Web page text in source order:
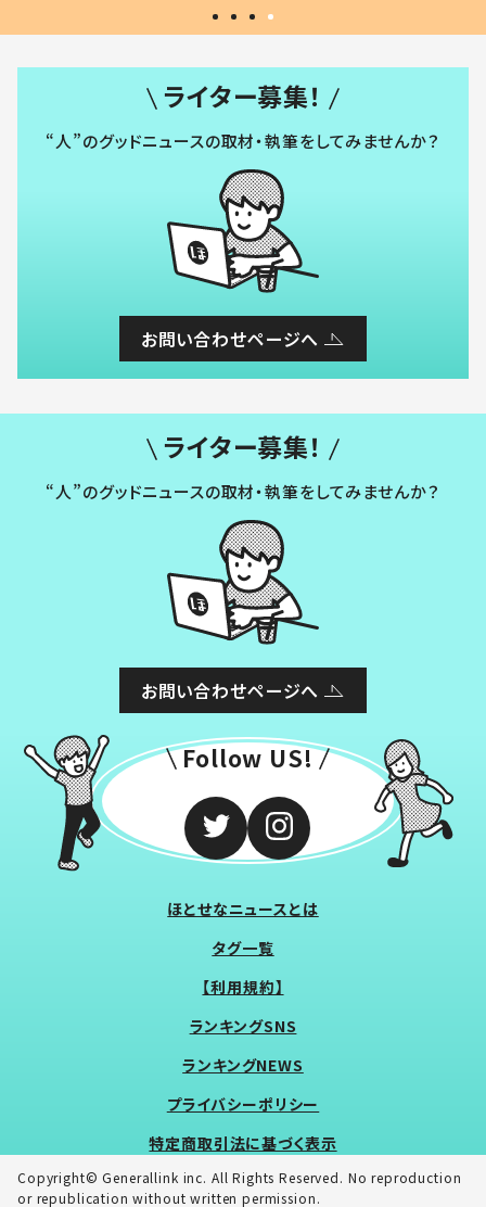
ライター募集！
“人”のグッドニュースの取材・執筆をしてみませんか？
お問い合わせページへ
ライター募集！
“人”のグッドニュースの取材・執筆をしてみませんか？
お問い合わせページへ
Follow US!
ほとせなニュースとは
タグ一覧
【利用規約】
ランキングSNS
ランキングNEWS
プライバシーポリシー
特定商取引法に基づく表示
Copyright© Generallink inc. All Rights Reserved. No reproduction
or republication without written permission.